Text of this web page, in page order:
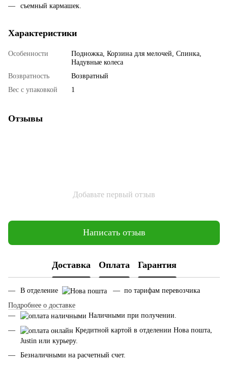
съемный кармашек.
Характеристики
Особенности
Подножка, Корзина для мелочей, Спинка,
Надувные колеса
Возвратность
Возвратный
Вес с упаковкой
1
Отзывы
Добавьте первый отзыв
Написать отзыв
Доставка Оплата Гарантия
В отделение
— по тарифам перевозчика
Подробнее о доставке
Наличными при получении.
Кредитной картой в отделении Нова пошта,
Justin или курьеру.
Безналичными на расчетный счет.